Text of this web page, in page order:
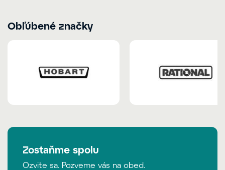
Obľúbené značky
Zostaňme spolu
Ozvite sa. Pozveme vás na obed.